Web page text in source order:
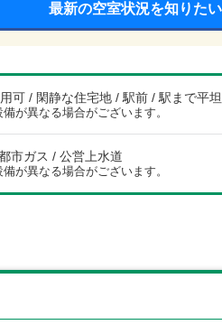
最新の空室状況を知りた
可 / 閑静な住宅地 / 駅前 / 駅まで平坦
が異なる場合がございます。
市ガス / 公営上水道
が異なる場合がございます。